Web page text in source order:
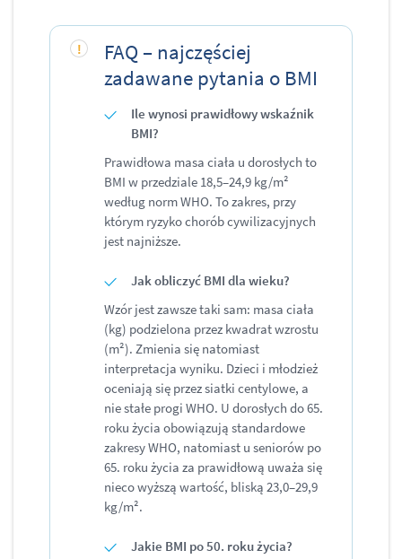
FAQ – najczęściej
zadawane pytania o BMI
Ile wynosi prawidłowy wskaźnik
BMI?
Prawidłowa masa ciała u dorosłych to
BMI w przedziale 18,5–24,9 kg/m²
według norm WHO. To zakres, przy
którym ryzyko chorób cywilizacyjnych
jest najniższe.
Jak obliczyć BMI dla wieku?
Wzór jest zawsze taki sam: masa ciała
(kg) podzielona przez kwadrat wzrostu
(m²). Zmienia się natomiast
interpretacja wyniku. Dzieci i młodzież
oceniają się przez siatki centylowe, a
nie stałe progi WHO. U dorosłych do 65.
roku życia obowiązują standardowe
zakresy WHO, natomiast u seniorów po
65. roku życia za prawidłową uważa się
nieco wyższą wartość, bliską 23,0–29,9
kg/m².
Jakie BMI po 50. roku życia?